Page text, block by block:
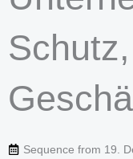
Sequence from 19.